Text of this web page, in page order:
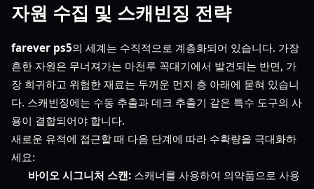
자원 수집 및 스캐빈징 전략
farever ps5의 세계는 수직적으로 계층화되어 있습니다. 가장
흔한 자원은 무너져가는 마천루 꼭대기에서 발견되는 반면, 가
장 희귀하고 위험한 재료는 두꺼운 먼지 층 아래에 묻혀 있습니
다. 스캐빈징에는 수동 추출과 데크 추출기 같은 특수 도구의 사
용이 결합되어야 합니다.
새로운 유적에 접근할 때 다음 단계에 따라 수확량을 극대화하
세요:
바이오 시그니처 스캔: 스캐너를 사용하여 의약품으로 사용